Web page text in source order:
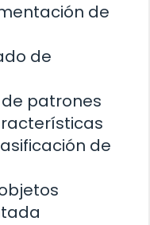
de
de
patrones
de